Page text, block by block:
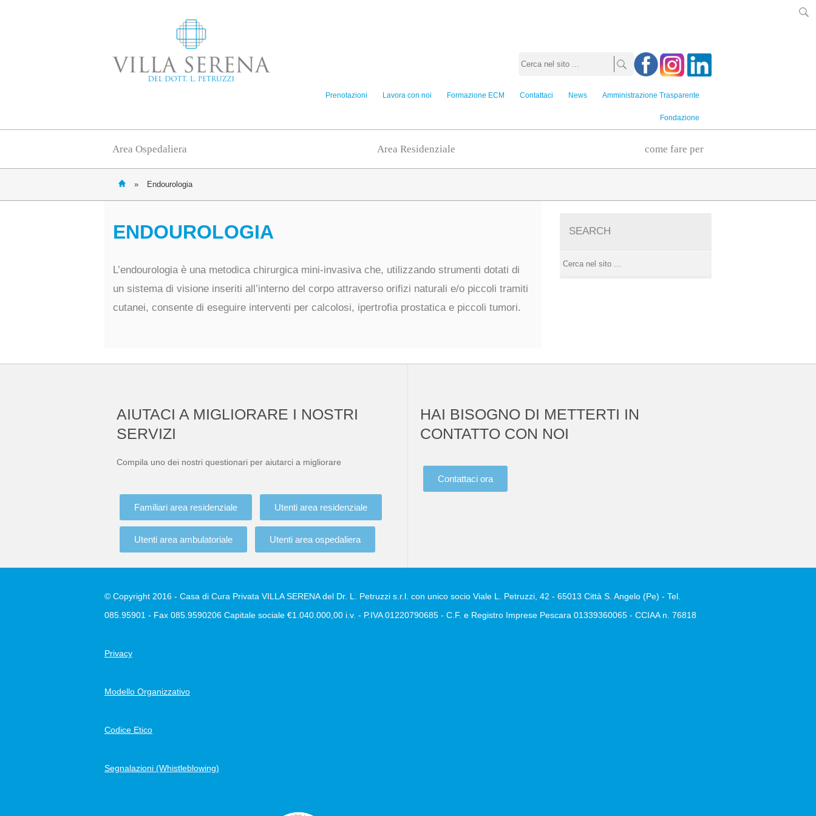
Prenotazioni Lavora con noi Formazione ECM Contattaci News Amministrazione Trasparente
Fondazione
Area Ospedaliera Area Residenziale come fare per
» Endourologia
ENDOUROLOGIA
L’endourologia è una metodica chirurgica mini-invasiva che, utilizzando strumenti dotati di
un sistema di visione inseriti all’interno del corpo attraverso orifizi naturali e/o piccoli tramiti
cutanei, consente di eseguire interventi per calcolosi, ipertrofia prostatica e piccoli tumori.
SEARCH
AIUTACI A MIGLIORARE I NOSTRI
SERVIZI
Compila uno dei nostri questionari per aiutarci a migliorare
Familiari area residenziale Utenti area residenziale
Utenti area ambulatoriale Utenti area ospedaliera
HAI BISOGNO DI METTERTI IN
CONTATTO CON NOI
Contattaci ora
© Copyright 2016 - Casa di Cura Privata VILLA SERENA del Dr. L. Petruzzi s.r.l. con unico socio Viale L. Petruzzi, 42 - 65013 Città S. Angelo (Pe) - Tel.
085.95901 - Fax 085.9590206 Capitale sociale €1.040.000,00 i.v. - P.IVA 01220790685 - C.F. e Registro Imprese Pescara 01339360065 - CCIAA n. 76818
Privacy
Modello Organizzativo
Codice Etico
Segnalazioni (Whistleblowing)